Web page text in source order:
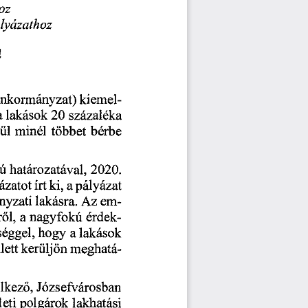
kiemel-
lakások 20 százaléka
minél többet bérbe
határozatával, 2020.
írt ki, a pályázat
lakásra. Az em-
ől, a nagyfokú érdek-
hogy a lakások
kerüljön meghatá-
ő Józsefvárosban
polgárok lakhatási